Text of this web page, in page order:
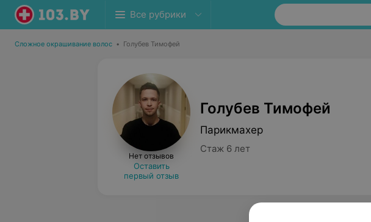
Все рубрики
Сложное окрашивание волос • Голубев Тимофей
Нет отзывов
Оставить
первый отзыв
Голубев Тимофей
Парикмахер
Стаж 6 лет